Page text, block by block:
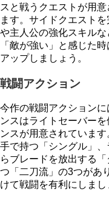
スと戦うクエストが用
ます。サイドクエスト
や主人公の強化スキル
「敵が強い」と感じた
アップしましょう。
戦闘アクション
今作の戦闘アクション
ンスはライトセーバー
ンスが用意されていま
手で持つ「シングル」
らブレードを放出する
つ「二刀流」の3つがあ
けて戦闘を有利にしまし